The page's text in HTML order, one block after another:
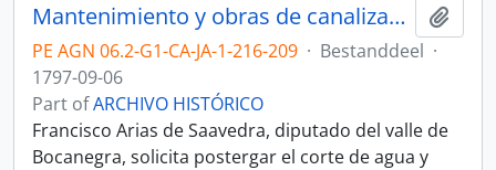
Mantenimiento y obras de canalización
PE AGN 06.2-G1-CA-JA-1-216-209 · Bestanddeel ·
1797-09-06
Part ofARCHIVO HISTÓRICO
Francisco Arias de Saavedra, diputado del valle de
Bocanegra, solicita postergar el corte de agua y